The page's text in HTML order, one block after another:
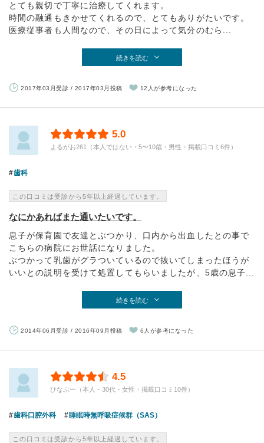
とても親切で丁寧に治療してくれます。
時間の融通もきかせてくれるので、とてもありがたいです。
医療従事者も人間なので、その日によって気分のむら...
続きを読む
2017年03月受診 / 2017年03月投稿 12人が参考になった
5.0
よるがお261（本人ではない・5〜10歳・男性・掲載口コミ6件）
歯科
この口コミは受診から5年以上経過しています。
なにかあればまた通いたいです。
息子が保育園で友達とぶつかり、口内から出血したとの事で
こちらの病院にお世話になりました。
ぶつかって乳歯がグラついているので抜いてしまったほうが
いいとの説明を受けて処置してもらいましたが、5歳の息子...
続きを読む
2014年06月受診 / 2016年09月投稿 6人が参考になった
4.5
ひなぷー（本人・30代・女性・掲載口コミ10件）
歯科口腔外科 睡眠時無呼吸症候群（SAS）
この口コミは受診から5年以上経過しています。